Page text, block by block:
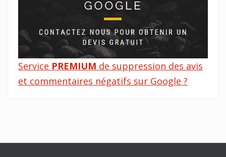
Service PREMIUM de suppression des avis
et commentaires négatifs sur Google ?